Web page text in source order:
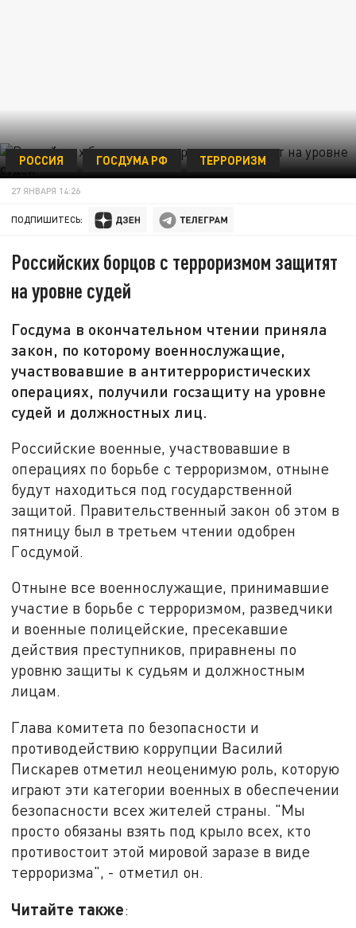
РОССИЯ ГОСДУМА РФ ТЕРРОРИЗМ
27 ЯНВАРЯ 14:26
ПОДПИШИТЕСЬ:
Российских борцов с терроризмом защитят
на уровне судей
Госдума в окончательном чтении приняла
закон, по которому военнослужащие,
участвовавшие в антитеррористических
операциях, получили госзащиту на уровне
судей и должностных лиц.
Российские военные, участвовавшие в
операциях по борьбе с терроризмом, отныне
будут находиться под государственной
защитой. Правительственный закон об этом в
пятницу был в третьем чтении одобрен
Госдумой.
Отныне все военнослужащие, принимавшие
участие в борьбе с терроризмом, разведчики
и военные полицейские, пресекавшие
действия преступников, приравнены по
уровню защиты к судьям и должностным
лицам.
Глава комитета по безопасности и
противодействию коррупции Василий
Пискарев отметил неоценимую роль, которую
играют эти категории военных в обеспечении
безопасности всех жителей страны. "Мы
просто обязаны взять под крыло всех, кто
противостоит этой мировой заразе в виде
терроризма", - отметил он.
Читайте также: